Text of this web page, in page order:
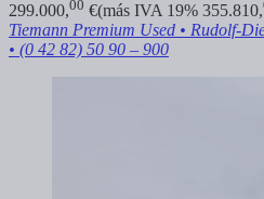
299.000,00 €(más IVA 19% 355.810,
Tiemann Premium Used • Rudolf-
• (0 42 82) 50 90 – 900